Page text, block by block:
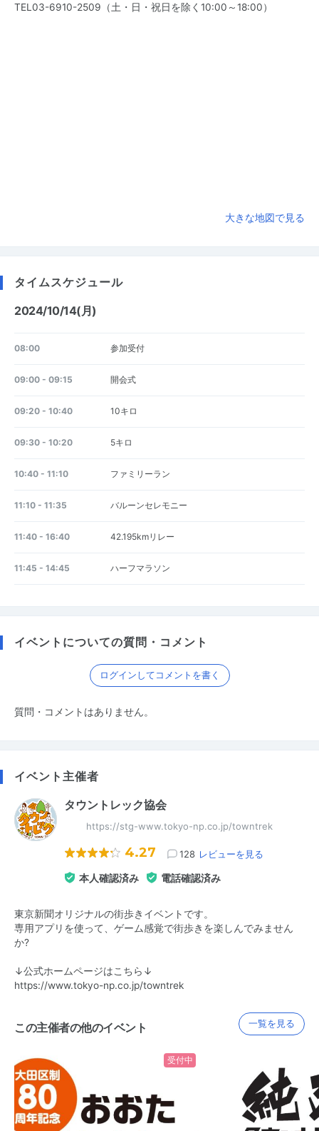
TEL03-6910-2509（土・日・祝日を除く10:00～18:00）
大きな地図で見る
タイムスケジュール
2024/10/14(月)
08:00 参加受付
09:00 - 09:15 開会式
09:20 - 10:40 10キロ
09:30 - 10:20 5キロ
10:40 - 11:10 ファミリーラン
11:10 - 11:35 バルーンセレモニー
11:40 - 16:40 42.195kmリレー
11:45 - 14:45 ハーフマラソン
イベントについての質問・コメント
ログインしてコメントを書く
質問・コメントはありません。
イベント主催者
タウントレック協会
https://stg-www.tokyo-np.co.jp/towntrek
4.27 128 レビューを見る
本人確認済み 電話確認済み
東京新聞オリジナルの街歩きイベントです。
専用アプリを使って、ゲーム感覚で街歩きを楽しんでみません
か?
↓公式ホームページはこちら↓
https://www.tokyo-np.co.jp/towntrek
この主催者の他のイベント 一覧を見る
受付中